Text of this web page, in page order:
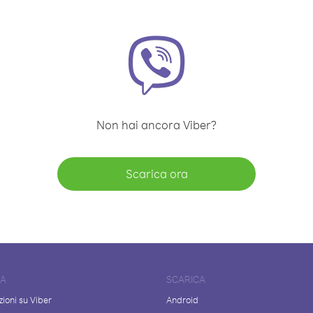
Non hai ancora Viber?
Scarica ora
su Viber
SCARICA
Android